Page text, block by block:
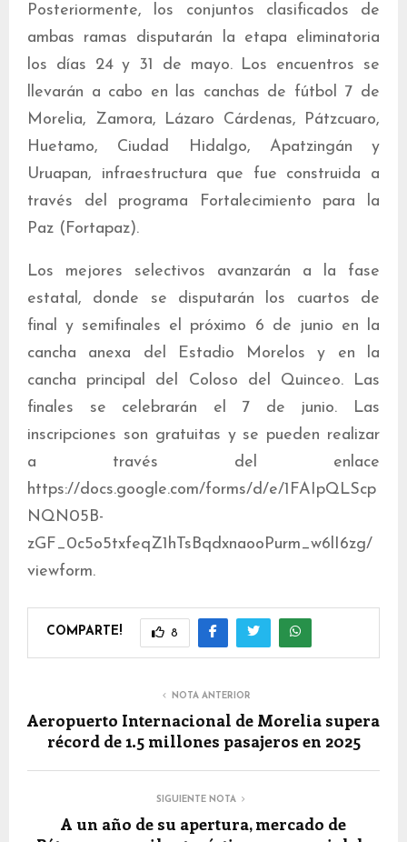
Posteriormente, los conjuntos clasificados de
ambas ramas disputarán la etapa eliminatoria
los días 24 y 31 de mayo. Los encuentros se
llevarán a cabo en las canchas de fútbol 7 de
Morelia, Zamora, Lázaro Cárdenas, Pátzcuaro,
Huetamo, Ciudad Hidalgo, Apatzingán y
Uruapan, infraestructura que fue construida a
través del programa Fortalecimiento para la
Paz (Fortapaz).
Los mejores selectivos avanzarán a la fase
estatal, donde se disputarán los cuartos de
final y semifinales el próximo 6 de junio en la
cancha anexa del Estadio Morelos y en la
cancha principal del Coloso del Quinceo. Las
finales se celebrarán el 7 de junio. Las
inscripciones son gratuitas y se pueden realizar
a través del enlace
https://docs.google.com/forms/d/e/1FAIpQLScp
NQN05B-
zGF_0c5o5txfeqZ1hTsBqdxnaooPurm_w6lI6zg/
viewform.
COMPARTE! 8
NOTA ANTERIOR
Aeropuerto Internacional de Morelia supera
récord de 1.5 millones pasajeros en 2025
SIGUIENTE NOTA
A un año de su apertura, mercado de